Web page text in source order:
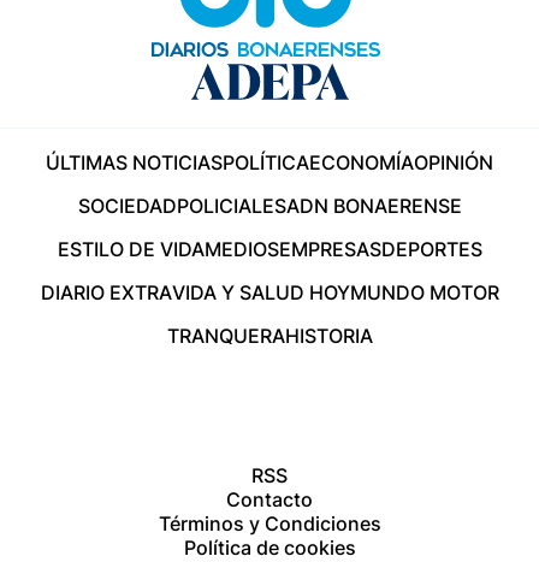
ÚLTIMAS NOTICIASPOLÍTICAECONOMÍAOPINIÓN
SOCIEDADPOLICIALESADN BONAERENSE
ESTILO DE VIDAMEDIOSEMPRESASDEPORTES
DIARIO EXTRAVIDA Y SALUD HOYMUNDO MOTOR
TRANQUERAHISTORIA
RSS
Contacto
Términos y Condiciones
Política de cookies